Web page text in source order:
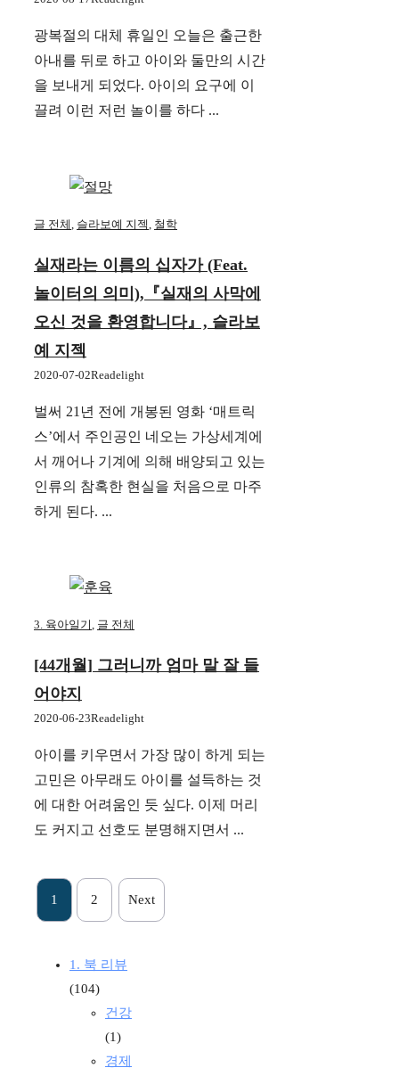
광복절의 대체 휴일인 오늘은 출근한
아내를 뒤로 하고 아이와 둘만의 시간
을 보내게 되었다. 아이의 요구에 이
끌려 이런 저런 놀이를 하다 ...
글 전체 슬라보예 지젝 철학
실재라는 이름의 십자가 (feat.
놀이터의 의미),『실재의 사막에
오신 것을 환영합니다』, 슬라보
예 지젝
2020-07-02Readelight
벌써 21년 전에 개봉된 영화 ‘매트릭
스’에서 주인공인 네오는 가상세계에
서 깨어나 기계에 의해 배양되고 있는
인류의 참혹한 현실을 처음으로 마주
하게 된다. ...
3. 육아일기 글 전체
[44개월] 그러니까 엄마 말 잘 들
어야지
2020-06-23Readelight
아이를 키우면서 가장 많이 하게 되는
고민은 아무래도 아이를 설득하는 것
에 대한 어려움인 듯 싶다. 이제 머리
도 커지고 선호도 분명해지면서 ...
1 2 Next
1. 북 리뷰
(104)
건강
(1)
경제